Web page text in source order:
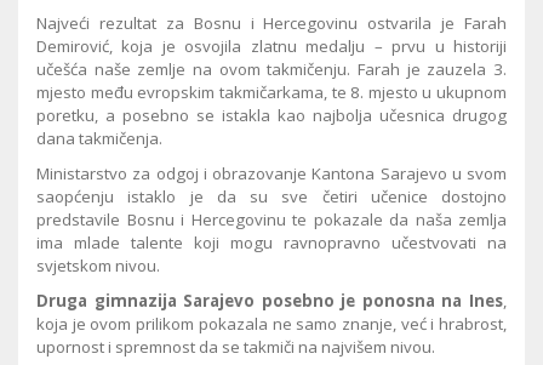
Najveći rezultat za Bosnu i Hercegovinu ostvarila je Farah
Demirović, koja je osvojila zlatnu medalju – prvu u historiji
učešća naše zemlje na ovom takmičenju. Farah je zauzela 3.
mjesto među evropskim takmičarkama, te 8. mjesto u ukupnom
poretku, a posebno se istakla kao najbolja učesnica drugog
dana takmičenja.
Ministarstvo za odgoj i obrazovanje Kantona Sarajevo u svom
saopćenju istaklo je da su sve četiri učenice dostojno
predstavile Bosnu i Hercegovinu te pokazale da naša zemlja
ima mlade talente koji mogu ravnopravno učestvovati na
svjetskom nivou.
Druga gimnazija Sarajevo posebno je ponosna na Ines,
koja je ovom prilikom pokazala ne samo znanje, već i hrabrost,
upornost i spremnost da se takmiči na najvišem nivou.